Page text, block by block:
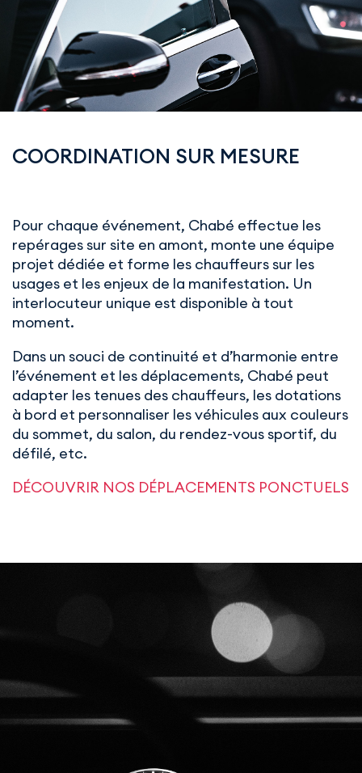
COORDINATION SUR MESURE
Pour chaque événement, Chabé effectue les
repérages sur site en amont, monte une équipe
projet dédiée et forme les chauffeurs sur les
usages et les enjeux de la manifestation. Un
interlocuteur unique est disponible à tout
moment.
Dans un souci de continuité et d’harmonie entre
l’événement et les déplacements, Chabé peut
adapter les tenues des chauffeurs, les dotations
à bord et personnaliser les véhicules aux couleurs
du sommet, du salon, du rendez-vous sportif, du
défilé, etc.
DÉCOUVRIR NOS DÉPLACEMENTS PONCTUELS